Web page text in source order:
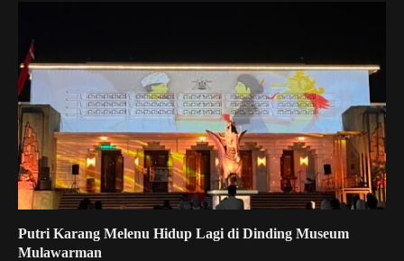
Putri Karang Melenu Hidup Lagi di Dinding Museum
Mulawarman